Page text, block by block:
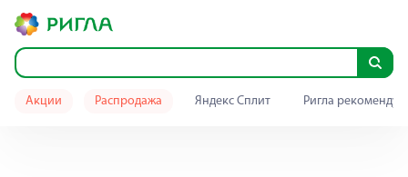
Акции Распродажа Яндекс Сплит Ригла